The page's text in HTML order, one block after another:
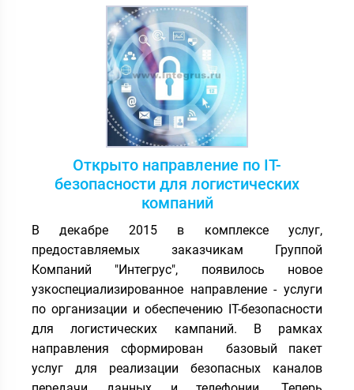
Открыто направление по IT-
безопасности для логистических
компаний
В декабре 2015 в комплексе услуг,
предоставляемых заказчикам Группой
Компаний "Интегрус", появилось новое
узкоспециализированное направление - услуги
по организации и обеспечению IT-безопасности
для логистических кампаний. В рамках
направления сформирован базовый пакет
услуг для реализации безопасных каналов